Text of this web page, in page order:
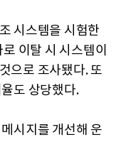
시스템을 시험한
이탈 시 시스템이
으로 조사됐다. 또
도 상당했다.
시지를 개선해 운